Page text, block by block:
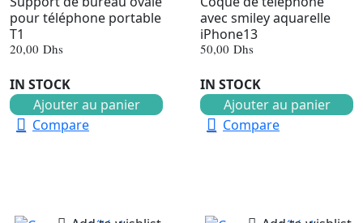
pour téléphone portable
T1
20,00 Dhs
IN STOCK
Ajouter au panier
Compare
avec smiley aquarelle
iPhone13
50,00 Dhs
IN STOCK
Ajouter au panier
Compare